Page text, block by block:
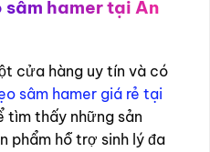
sâm hamer tại An
cửa hàng uy tín và có
sâm hamer giá rẻ tại
tìm thấy những sản
phẩm hỗ trợ sinh lý đa